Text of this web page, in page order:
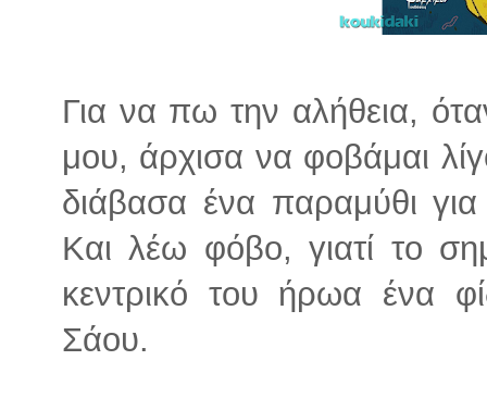
Για να πω την αλήθεια,
μου, άρχισα να φοβάμαι
διάβασα ένα παραμύθι
Και λέω φόβο, γιατί το
κεντρικό του ήρωα ένα
Σάου.